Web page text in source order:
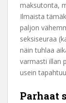
maksutonta,
Ilmaista
paljon
seksiseuraa
näin tuhlaa
varmasti illan
usein
Parhaat